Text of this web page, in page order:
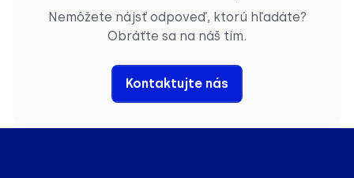
Nemôžete nájsť odpoveď, ktorú hľadáte?
Obráťte sa na náš tím.
Kontaktujte nás